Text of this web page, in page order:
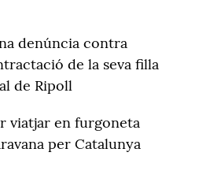
denúncia contra
de la seva filla
de Ripoll
viatjar en furgoneta
per Catalunya